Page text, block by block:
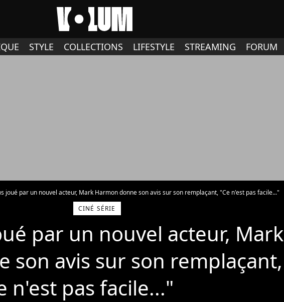
STYLE COLLECTIONS LIFESTYLE STREAMING FORUM
joué par un nouvel acteur, Mark Harmon donne son avis sur son remplaçant, "Ce n'est pas facile..."
CINÉ SÉRIE
par un nouvel acteur, Mark
son avis sur son remplaçant,
n'est pas facile..."